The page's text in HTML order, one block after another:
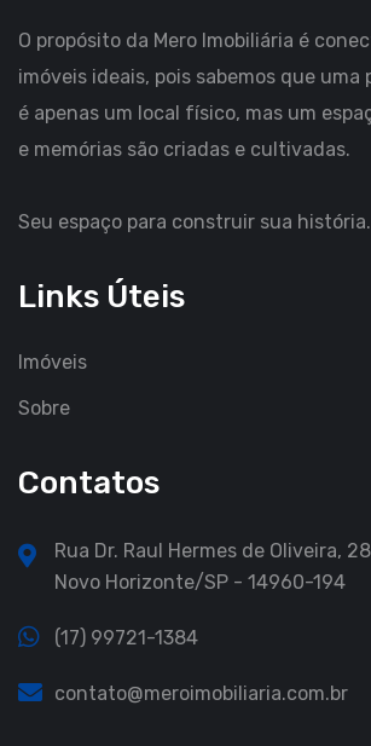
O propósito da Mero Imobiliária é
imóveis ideais, pois sabemos que uma
é apenas um local físico, mas um
e memórias são criadas e cultivadas.
Seu espaço para construir sua história.
Links Úteis
Imóveis
Sobre
Contatos
Rua Dr. Raul Hermes de Oliveira,
Novo Horizonte/SP - 14960-194
(17) 99721-1384
contato@meroimobiliaria.com.br